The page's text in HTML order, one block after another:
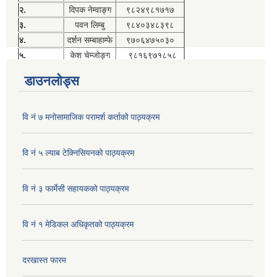
२.
दिपक नेम्वाङ्ग
९८२४९८१७१७
३.
पवन लिम्बु
९८४०३४८३९८
४.
दर्शन सम्बाहाम्फे
९७०६४७५०३०
५.
केश चेम्जोङ्ग ९८१६९७१८५८
डाउनलोड्स
वि नं ७ मनोसामाजिक परामर्श कर्ताको पाठ्यक्रम
वि नं ५ ल्याब टेक्निसियनको पाठ्यक्रम
वि नं ३ फार्मेसी सहायकको पाठ्यक्रम
वि नं १ मेडिकल अधिकृतको पाठ्यक्रम
दरखास्त फारम